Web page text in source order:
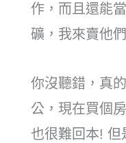
作，而且還能
礦，我來賣他
你沒聽錯，真
公，現在買個
也很難回本! 但